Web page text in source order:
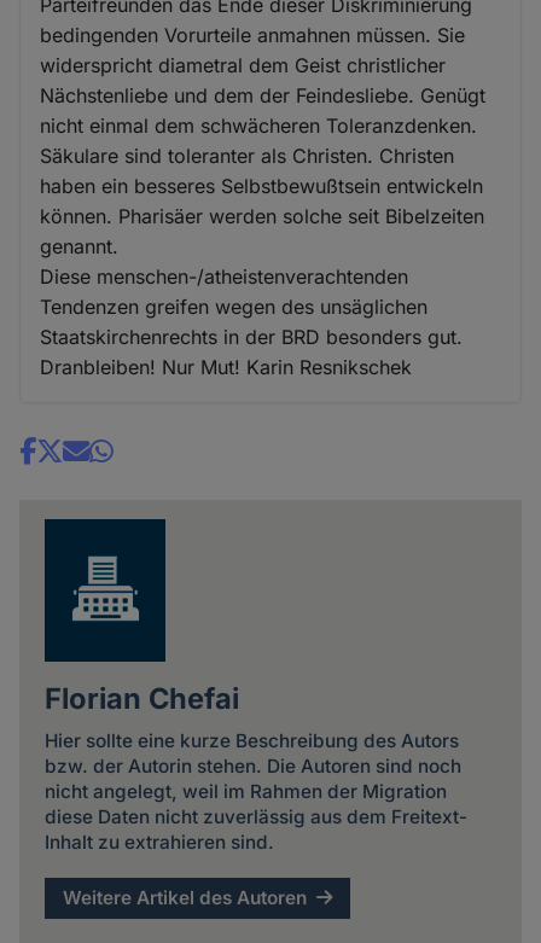
bedingenden Vorurteile anmahnen müssen. Sie
widerspricht diametral dem Geist christlicher
Nächstenliebe und dem der Feindesliebe. Genügt
nicht einmal dem schwächeren Toleranzdenken.
Säkulare sind toleranter als Christen. Christen
haben ein besseres Selbstbewußtsein entwickeln
können. Pharisäer werden solche seit Bibelzeiten
genannt.
Diese menschen-/atheistenverachtenden
Tendenzen greifen wegen des unsäglichen
Staatskirchenrechts in der BRD besonders gut.
Dranbleiben! Nur Mut! Karin Resnikschek
Share
Florian Chefai
Hier sollte eine kurze Beschreibung des Autors
bzw. der Autorin stehen. Die Autoren sind noch
nicht angelegt, weil im Rahmen der Migration
diese Daten nicht zuverlässig aus dem Freitext-
Inhalt zu extrahieren sind.
Weitere Artikel des Autoren